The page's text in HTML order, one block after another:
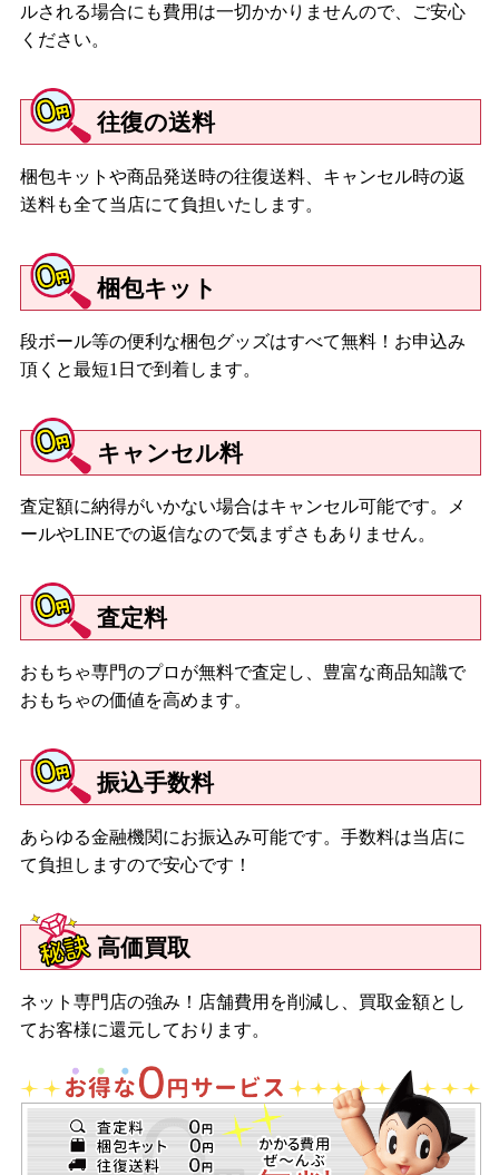
ルされる場合にも費用は一切かかりませんので、ご安心
ください。
往復の送料
梱包キットや商品発送時の往復送料、キャンセル時の返
送料も全て当店にて負担いたします。
梱包キット
段ボール等の便利な梱包グッズはすべて無料！お申込み
頂くと最短1日で到着します。
キャンセル料
査定額に納得がいかない場合はキャンセル可能です。メ
ールやLINEでの返信なので気まずさもありません。
査定料
おもちゃ専門のプロが無料で査定し、豊富な商品知識で
おもちゃの価値を高めます。
振込手数料
あらゆる金融機関にお振込み可能です。手数料は当店に
て負担しますので安心です！
高価買取
ネット専門店の強み！店舗費用を削減し、買取金額とし
てお客様に還元しております。